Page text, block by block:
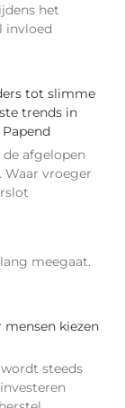
het
invloed
tot slimme
trends in
afgelopen
Waar vroeger
meegaat.
kiezen
steeds